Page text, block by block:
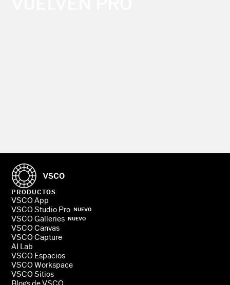
PRODUCTOS
VSCO App
VSCO Studio Pro NUEVO
VSCO Galleries NUEVO
VSCO Canvas
VSCO Capture
AI Lab
VSCO Espacios
VSCO Workspace
VSCO Sitios